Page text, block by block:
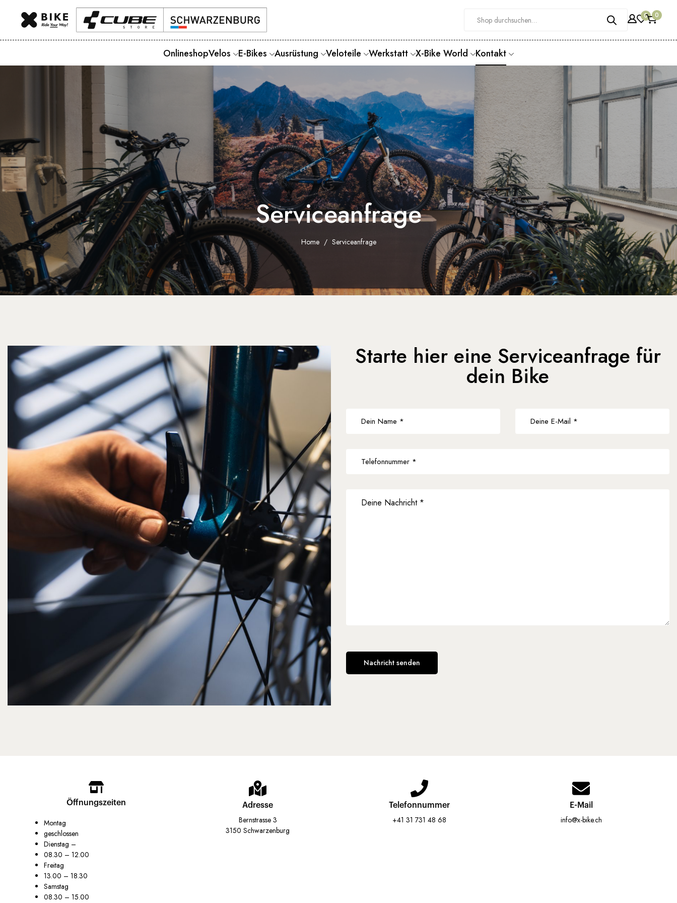
0 0
OnlineshopVelos E-Bikes Ausrüstung Veloteile Werkstatt X-Bike World Kontakt
Serviceanfrage
Home / Serviceanfrage
Starte hier eine Serviceanfrage für
dein Bike
Öffnungszeiten
Montag
geschlossen
Dienstag –
08.30 – 12.00
Freitag
13.00 – 18.30
Samstag
08.30 – 15.00
Adresse
Bernstrasse 3
3150 Schwarzenburg
Telefonnummer
+41 31 731 48 68
E-Mail
info@x-bike.ch